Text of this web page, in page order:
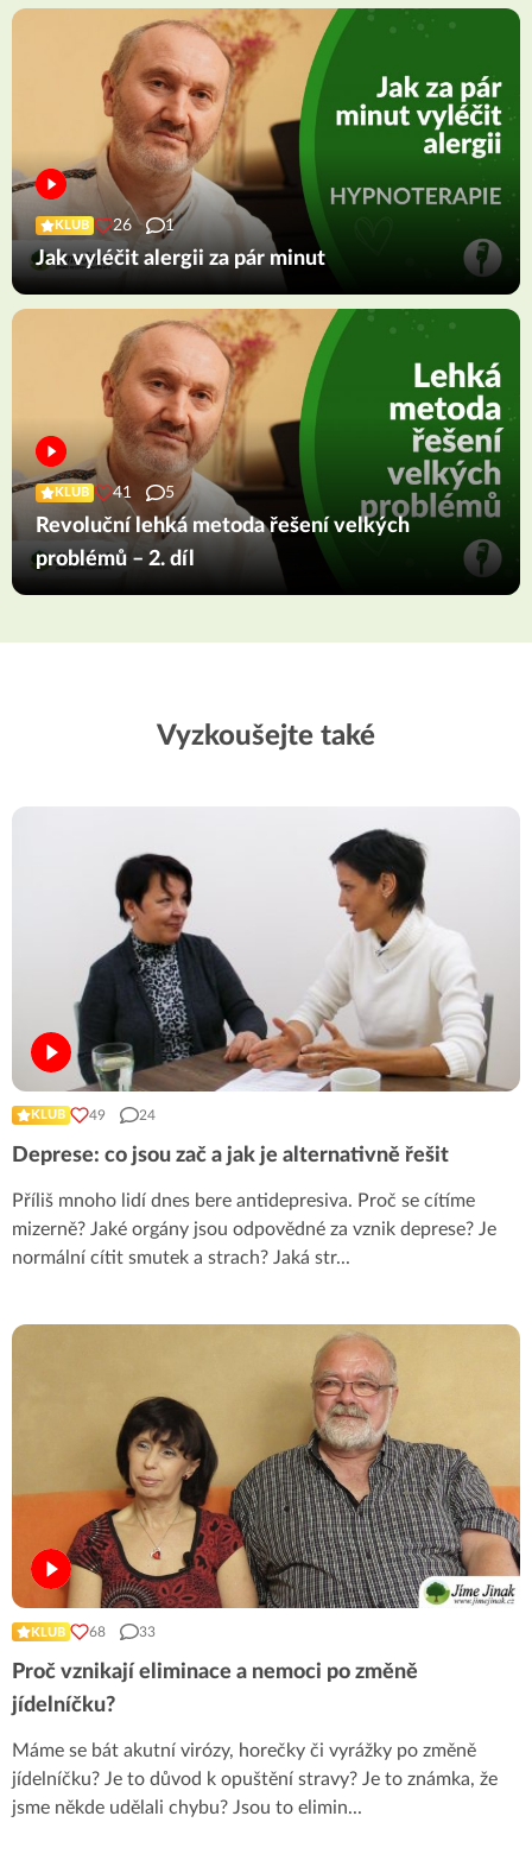
KLUB 26 1
Jak vyléčit alergii za pár minut
KLUB 41 5
Revoluční lehká metoda řešení velkých
problémů – 2. díl
Vyzkoušejte také
KLUB 49 24
Deprese: co jsou zač a jak je alternativně řešit
Příliš mnoho lidí dnes bere antidepresiva. Proč se cítíme
mizerně? Jaké orgány jsou odpovědné za vznik deprese? Je
normální cítit smutek a strach? Jaká str...
KLUB 68 33
Proč vznikají eliminace a nemoci po změně
jídelníčku?
Máme se bát akutní virózy, horečky či vyrážky po změně
jídelníčku? Je to důvod k opuštění stravy? Je to známka, že
jsme někde udělali chybu? Jsou to elimin...